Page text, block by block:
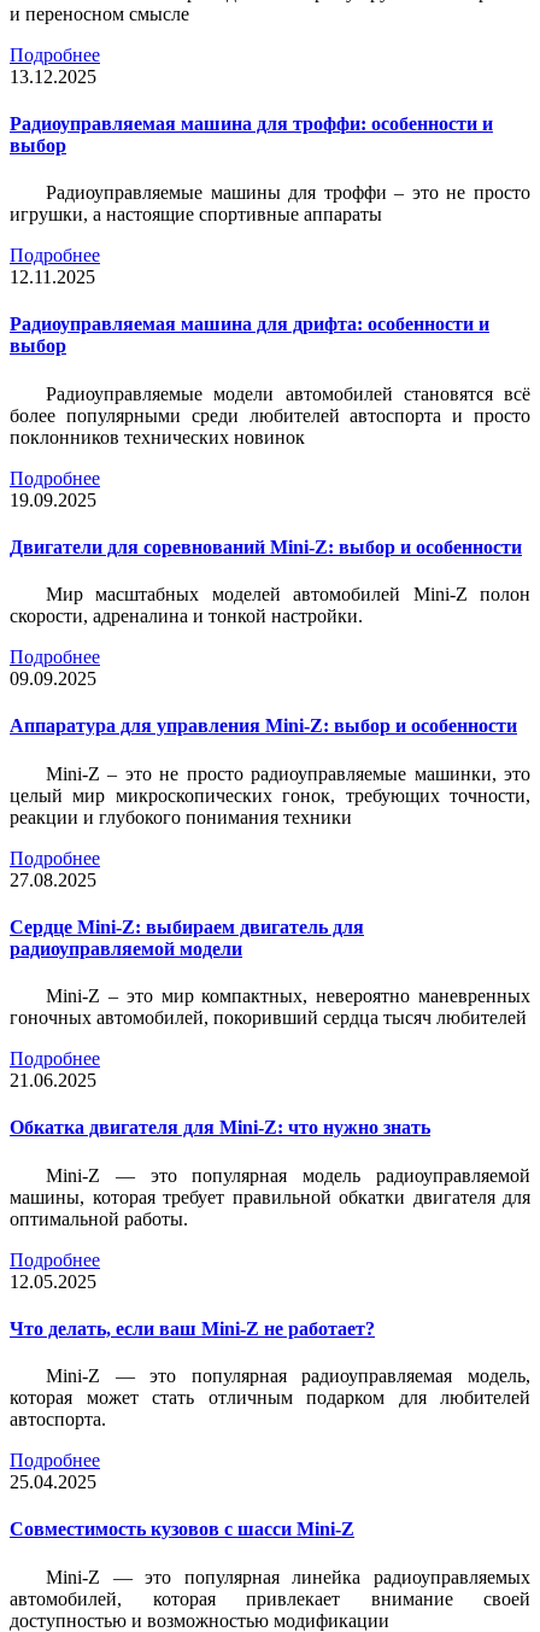
и переносном смысле
Подробнее
13.12.2025
Радиоуправляемая машина для троффи: особенности и
выбор
Радиоуправляемые машины для троффи – это не просто
игрушки, а настоящие спортивные аппараты
Подробнее
12.11.2025
Радиоуправляемая машина для дрифта: особенности и
выбор
Радиоуправляемые модели автомобилей становятся всё
более популярными среди любителей автоспорта и просто
поклонников технических новинок
Подробнее
19.09.2025
Двигатели для соревнований Mini-Z: выбор и особенности
Мир масштабных моделей автомобилей Mini-Z полон
скорости, адреналина и тонкой настройки.
Подробнее
09.09.2025
Аппаратура для управления Mini-Z: выбор и особенности
Mini-Z – это не просто радиоуправляемые машинки, это
целый мир микроскопических гонок, требующих точности,
реакции и глубокого понимания техники
Подробнее
27.08.2025
Сердце Mini-Z: выбираем двигатель для
радиоуправляемой модели
Mini-Z – это мир компактных, невероятно маневренных
гоночных автомобилей, покоривший сердца тысяч любителей
Подробнее
21.06.2025
Обкатка двигателя для Mini-Z: что нужно знать
Mini-Z — это популярная модель радиоуправляемой
машины, которая требует правильной обкатки двигателя для
оптимальной работы.
Подробнее
12.05.2025
Что делать, если ваш Mini-Z не работает?
Mini-Z — это популярная радиоуправляемая модель,
которая может стать отличным подарком для любителей
автоспорта.
Подробнее
25.04.2025
Совместимость кузовов с шасси Mini-Z
Mini-Z — это популярная линейка радиоуправляемых
автомобилей, которая привлекает внимание своей
доступностью и возможностью модификации